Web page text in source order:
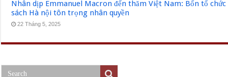
Nhân dịp Emmanuel Macron đến thăm Việt Nam: Bốn tổ
sách Hà nội tôn trọng nhân quyền
22 Tháng 5, 2025